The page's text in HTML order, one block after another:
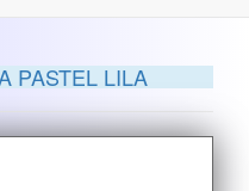
PASTEL LILA